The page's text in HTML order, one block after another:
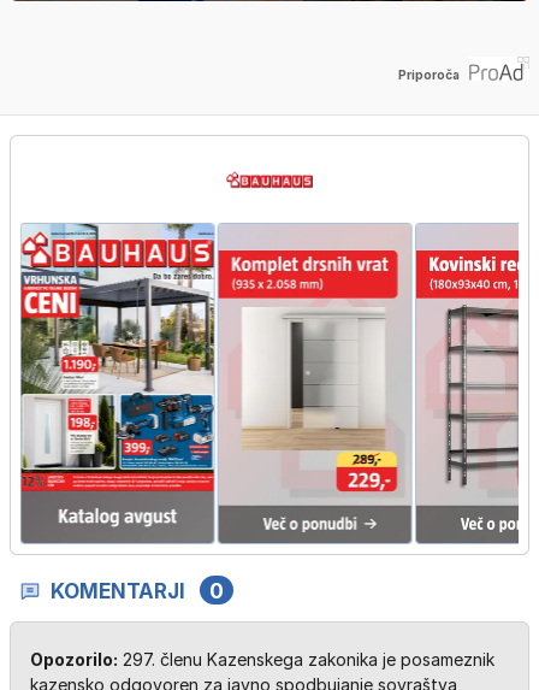
Priporoča
KOMENTARJI 0
Opozorilo: 297. členu Kazenskega zakonika je posameznik
kazensko odgovoren za javno spodbujanje sovraštva,